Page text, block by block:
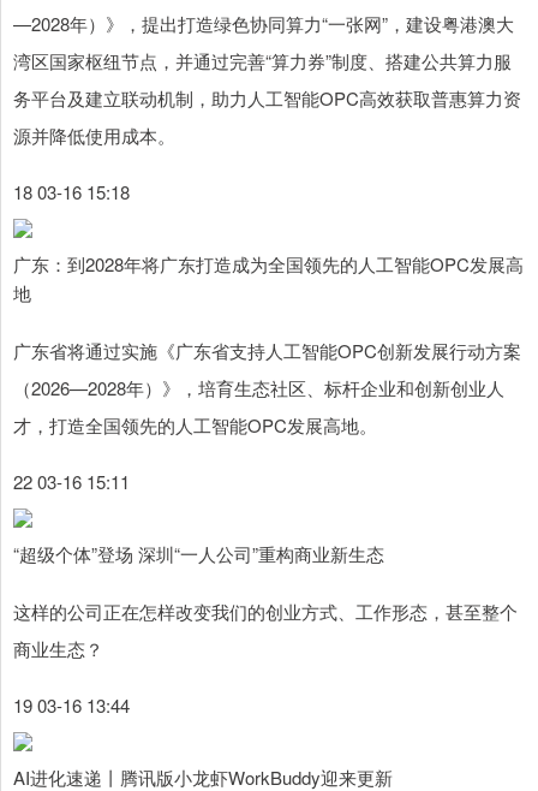
—2028年）》，提出打造绿色协同算力“一张网”，建设粤港澳大
湾区国家枢纽节点，并通过完善“算力券”制度、搭建公共算力服
务平台及建立联动机制，助力人工智能OPC高效获取普惠算力资
源并降低使用成本。
18 03-16 15:18
广东：到2028年将广东打造成为全国领先的人工智能OPC发展高
地
广东省将通过实施《广东省支持人工智能OPC创新发展行动方案
（2026—2028年）》，培育生态社区、标杆企业和创新创业人
才，打造全国领先的人工智能OPC发展高地。
22 03-16 15:11
“超级个体”登场 深圳“一人公司”重构商业新生态
这样的公司正在怎样改变我们的创业方式、工作形态，甚至整个
商业生态？
19 03-16 13:44
AI进化速递丨腾讯版小龙虾WorkBuddy迎来更新